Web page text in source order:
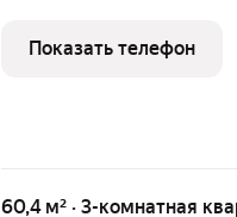
объединена с кухней (
совмещен в
Показать телефон
60,4 м² · 3-комнатная